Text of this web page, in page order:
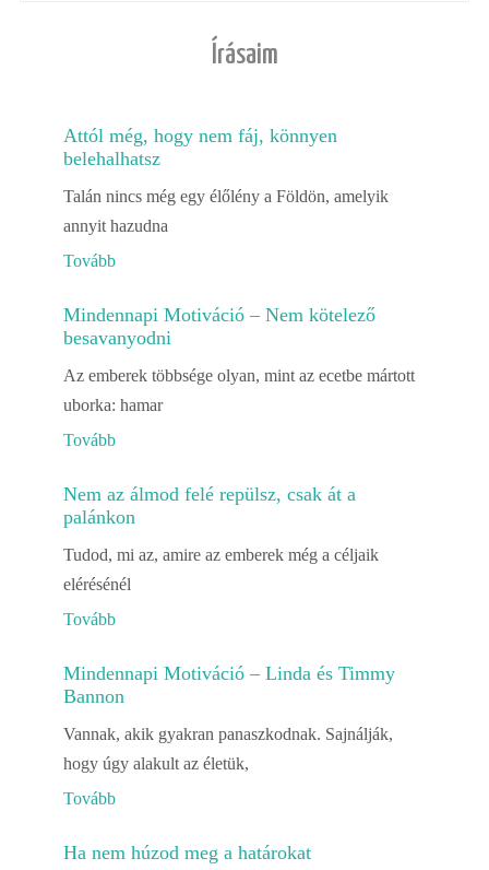
Írásaim
Attól még, hogy nem fáj, könnyen
belehalhatsz
Talán nincs még egy élőlény a Földön, amelyik
annyit hazudna
Tovább
Mindennapi Motiváció – Nem kötelező
besavanyodni
Az emberek többsége olyan, mint az ecetbe mártott
uborka: hamar
Tovább
Nem az álmod felé repülsz, csak át a
palánkon
Tudod, mi az, amire az emberek még a céljaik
elérésénél
Tovább
Mindennapi Motiváció – Linda és Timmy
Bannon
Vannak, akik gyakran panaszkodnak. Sajnálják,
hogy úgy alakult az életük,
Tovább
Ha nem húzod meg a határokat